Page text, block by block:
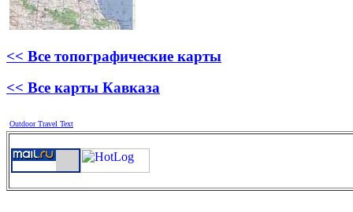
<< Все топографические карты
<< Все карты Кавказа
Outdoor Travel Text